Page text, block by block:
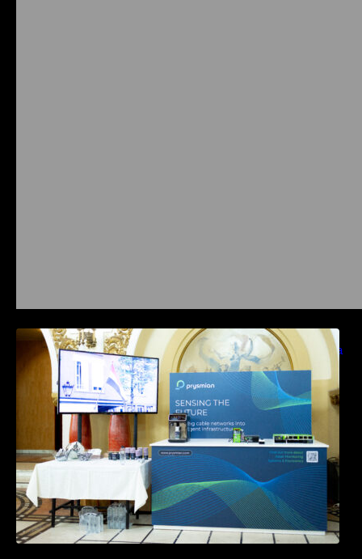
Prysmian aduce la COMM26 tehnologii de
sensing si Digital Energy pentru monitorizarea
in timp real a infrastrucrutilor critice